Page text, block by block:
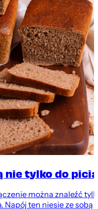
nie tylko do picia
można znaleźć
ten niesie ze sobą